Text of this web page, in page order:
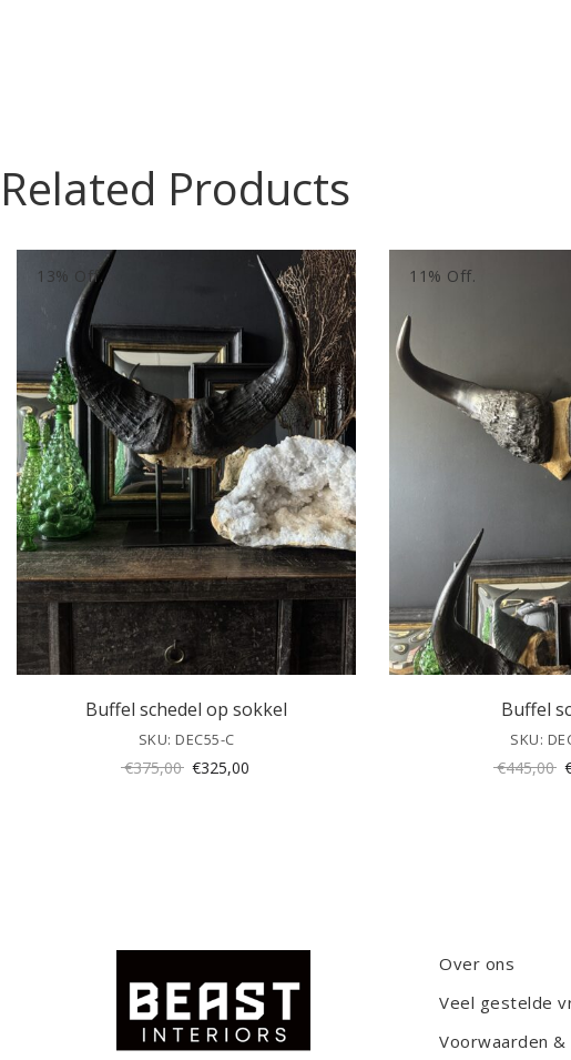
Related Products
13% Off.
Buffel schedel op sokkel
SKU: DEC55-C
€375,00 Oorspronkelijke
€325,00
11% Off.
Buffel
SKU:
€445,00
Over ons
Veel gestelde
Voorwaarden &